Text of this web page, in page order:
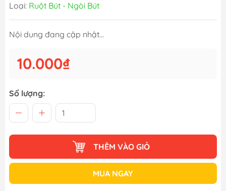
Loại: Ruột Bút - Ngòi Bút
Nội dung đang cập nhật...
10.000₫
Số lượng:
THÊM VÀO GIỎ
MUA NGAY